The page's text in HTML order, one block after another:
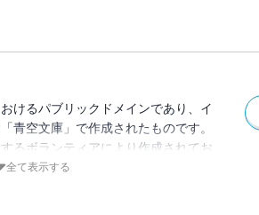
けるパブリックドメインであり、イ
青空文庫」で作成されたものです。
るボランティアにより作成されてお
場合があります。
全て表示する